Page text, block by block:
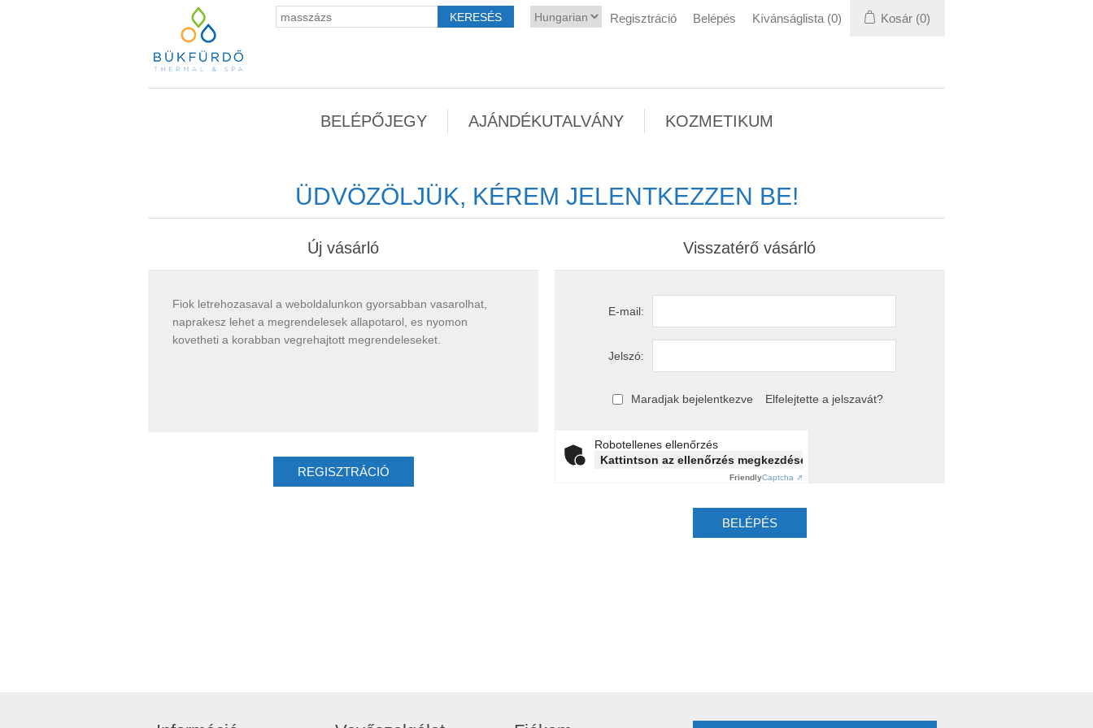
Regisztráció Belépés Kívánságlista (0) Kosár (0)
BELÉPŐJEGY AJÁNDÉKUTALVÁNY KOZMETIKUM
ÜDVÖZÖLJÜK, KÉREM JELENTKEZZEN BE!
Új vásárló
Fiok letrehozasaval a weboldalunkon gyorsabban vasarolhat,
naprakesz lehet a megrendelesek allapotarol, es nyomon
kovetheti a korabban vegrehajtott megrendeleseket.
Visszatérő vásárló
E-mail:
Jelszó:
Maradjak bejelentkezve Elfelejtette a jelszavát?
Robotellenes ellenőrzés
Kattintson az ellenőrzés megkezdéséhez
FriendlyCaptcha ⇗